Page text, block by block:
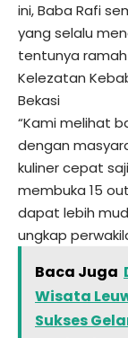
ini, Baba Rafi
yang selalu
tentunya
Kelezatan
Bekasi
“Kami melihat
dengan
kuliner cepat
membuka 15
dapat lebih
ungkap
Baca Juga
Wisata
Sukses